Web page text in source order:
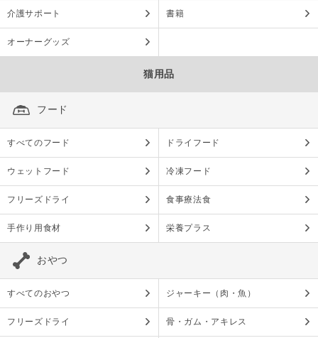
介護サポート 書籍
オーナーグッズ
猫用品
フード
すべてのフード ドライフード
ウェットフード 冷凍フード
フリーズドライ 食事療法食
手作り用食材 栄養プラス
おやつ
すべてのおやつ ジャーキー（肉・魚）
フリーズドライ 骨・ガム・アキレス